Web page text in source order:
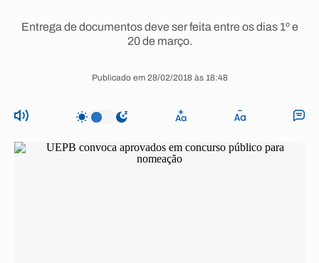
Entrega de documentos deve ser feita entre os dias 1º e
20 de março.
Publicado em 28/02/2018 às 18:48